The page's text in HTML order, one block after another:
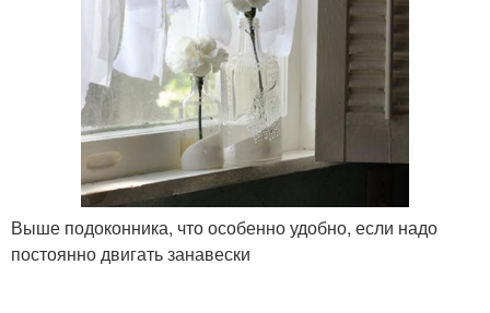
Выше подоконника, что особенно удобно, если надо
постоянно двигать занавески